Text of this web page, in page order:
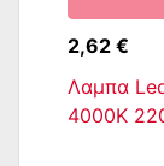
2,62 €
Λαμπα
4000K